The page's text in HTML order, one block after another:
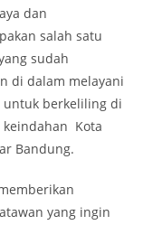
dan
salah satu
sudah
di dalam melayani
untuk berkeliling di
keindahan Kota
Bandung.
yang ingin